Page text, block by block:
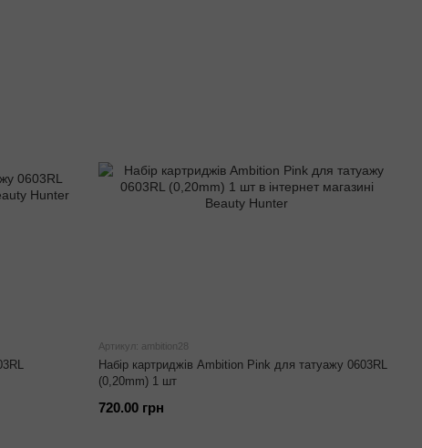
Артикул: ambition28
Набір картриджів Ambition Pink для татуажу 0603RL
(0,20mm) 1 шт
720.00 грн